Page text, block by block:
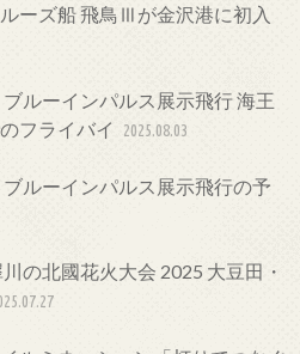
ーズ船 飛鳥Ⅲが金沢港に初入
ルーインパルス展示飛行 海王
フライバイ
2025.08.03
ルーインパルス展示飛行の予
の北國花火大会 2025 大豆田・